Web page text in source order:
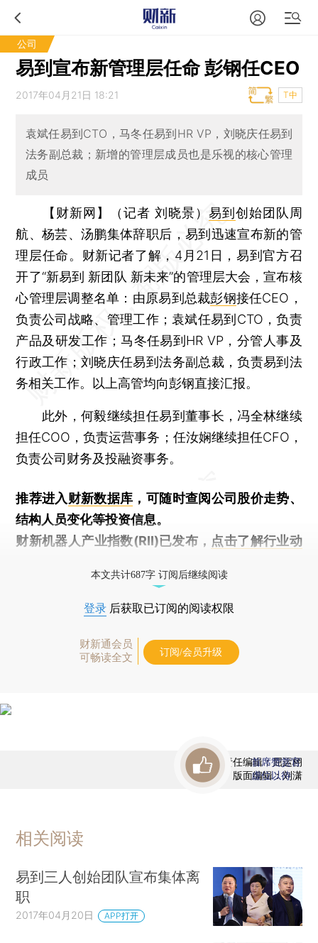
公司
易到宣布新管理层任命 彭钢任CEO
2017年04月21日 18:21 T中
袁斌任易到CTO，马冬任易到HR VP，刘晓庆任易到
法务副总裁；新增的管理层成员也是乐视的核心管理
成员
【财新网】（记者 刘晓景） 易到 创始团队周
航、杨芸、汤鹏集体辞职后，易到迅速宣布新的管
理层任命。财新记者了解，4月21日，易到官方召
开了“新易到 新团队 新未来”的管理层大会，宣布核
心管理层调整名单：由原易到总裁彭钢接任CEO，
负责公司战略、管理工作；袁斌任易到CTO，负责
产品及研发工作；马冬任易到HR VP，分管人事及
行政工作；刘晓庆任易到法务副总裁，负责易到法
务相关工作。以上高管均向彭钢直接汇报。
此外，何毅继续担任易到董事长，冯全林继续
担任COO，负责运营事务；任汝娴继续担任CFO，
负责公司财务及投融资事务。
推荐进入财新数据库 ，可随时查阅公司股价走势、
结构人员变化等投资信息。
财新机器人产业指数(RII)已发布， 点击了解行业动
本文共计687字 订阅后继续阅读
登录 后获取已订阅的阅读权限
财新通会员
可畅读全文
订阅/会员升级
责任编辑：屈运栩
版面编辑：刘潇
首席赞赏官
虚位以待
相关阅读
易到三人创始团队宣布集体离
职
2017年04月20日 APP打开